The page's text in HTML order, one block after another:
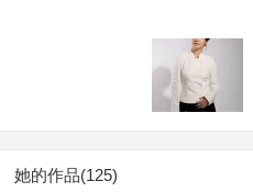
奖，2006年，主演 刘惠宁导
她的作品(125)